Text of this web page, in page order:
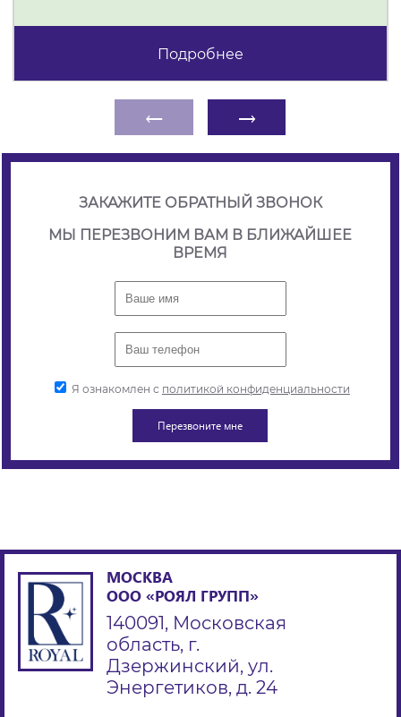
Подробнее
← →
ЗАКАЖИТЕ ОБРАТНЫЙ ЗВОНОК
МЫ ПЕРЕЗВОНИМ ВАМ В БЛИЖАЙШЕЕ
ВРЕМЯ
Я ознакомлен с политикой конфиденциальности
МОСКВА
ООО «РОЯЛ ГРУПП»
140091, Московская
область, г.
Дзержинский, ул.
Энергетиков, д. 24